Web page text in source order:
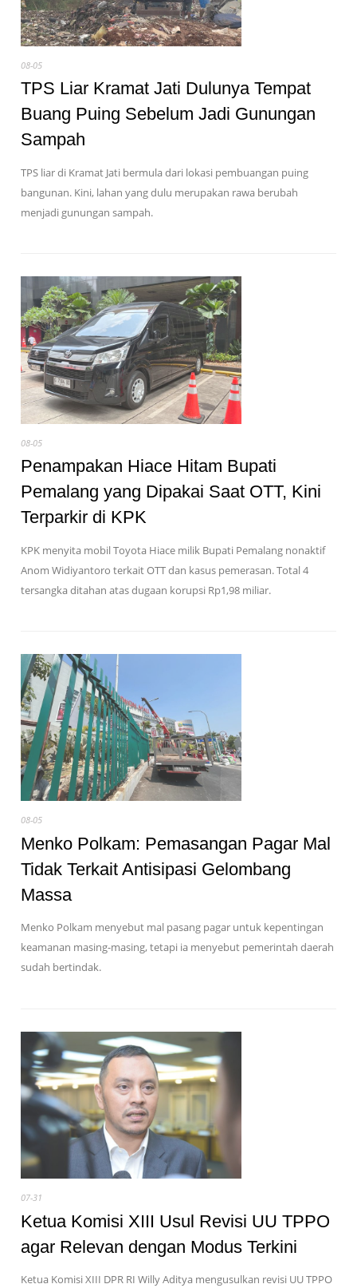
08-05
TPS Liar Kramat Jati Dulunya Tempat
Buang Puing Sebelum Jadi Gunungan
Sampah
TPS liar di Kramat Jati bermula dari lokasi pembuangan puing
bangunan. Kini, lahan yang dulu merupakan rawa berubah
menjadi gunungan sampah.
08-05
Penampakan Hiace Hitam Bupati
Pemalang yang Dipakai Saat OTT, Kini
Terparkir di KPK
KPK menyita mobil Toyota Hiace milik Bupati Pemalang nonaktif
Anom Widiyantoro terkait OTT dan kasus pemerasan. Total 4
tersangka ditahan atas dugaan korupsi Rp1,98 miliar.
08-05
Menko Polkam: Pemasangan Pagar Mal
Tidak Terkait Antisipasi Gelombang
Massa
Menko Polkam menyebut mal pasang pagar untuk kepentingan
keamanan masing-masing, tetapi ia menyebut pemerintah daerah
sudah bertindak.
07-31
Ketua Komisi XIII Usul Revisi UU TPPO
agar Relevan dengan Modus Terkini
Ketua Komisi XIII DPR RI Willy Aditya mengusulkan revisi UU TPPO